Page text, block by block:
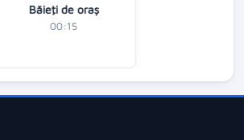
Băieţi de oraş
00:15